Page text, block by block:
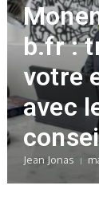
b.fr :
votre
avec
Jean Jonas